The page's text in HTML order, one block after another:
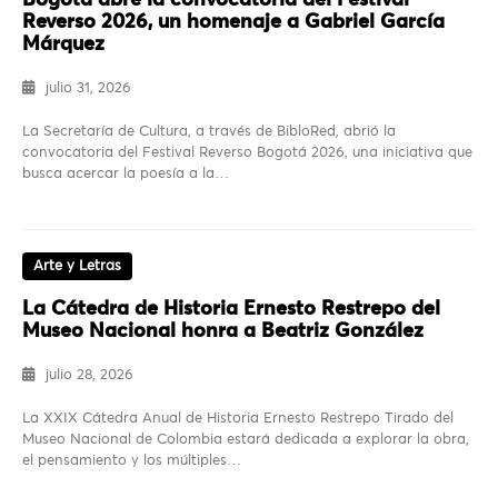
Reverso 2026, un homenaje a Gabriel García
Márquez
julio 31, 2026
La Secretaría de Cultura, a través de BibloRed, abrió la
convocatoria del Festival Reverso Bogotá 2026, una iniciativa que
busca acercar la poesía a la…
Arte y Letras
La Cátedra de Historia Ernesto Restrepo del
Museo Nacional honra a Beatriz González
julio 28, 2026
La XXIX Cátedra Anual de Historia Ernesto Restrepo Tirado del
Museo Nacional de Colombia estará dedicada a explorar la obra,
el pensamiento y los múltiples…